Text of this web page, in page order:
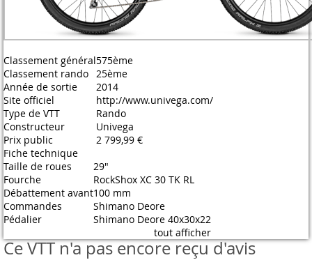
Classement général575ème
Classement rando 25ème
Année de sortie
2014
Site officiel
http://www.univega.com/
Type de VTT
Rando
Constructeur
Univega
Prix public
2 799,99 €
Fiche technique
Taille de roues
29"
Fourche
RockShox XC 30 TK RL
Débattement avant100 mm
Commandes
Shimano Deore
Pédalier
Shimano Deore 40x30x22
tout afficher
Ce VTT n'a pas encore reçu d'avis